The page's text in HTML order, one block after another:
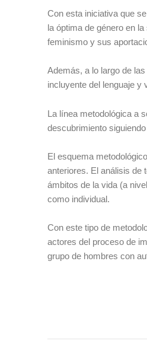
Con esta iniciativa que
la óptima de género en
feminismo y sus
Además, a lo largo de
incluyente del lenguaje
La línea metodológica a
descubrimiento
El esquema
anteriores. El análisis de
ámbitos de la vida (a
como individual.
Con este tipo de
actores del proceso de
grupo de hombres con